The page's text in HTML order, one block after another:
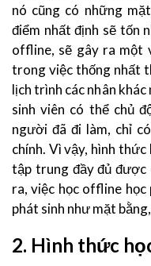
nó cũng có những
điểm nhất định sẽ tốn
offline, sẽ gây ra một
trong việc thống nhất
lịch trình các nhân
sinh viên có thể chủ
người đã đi làm, chỉ
chính. Vì vậy, hình
tập trung đầy đủ được
ra, việc học offline học
phát sinh như mặt
2. Hình thức